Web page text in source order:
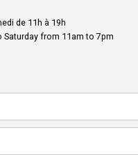
de 11h à 19h
Saturday from 11am to 7pm